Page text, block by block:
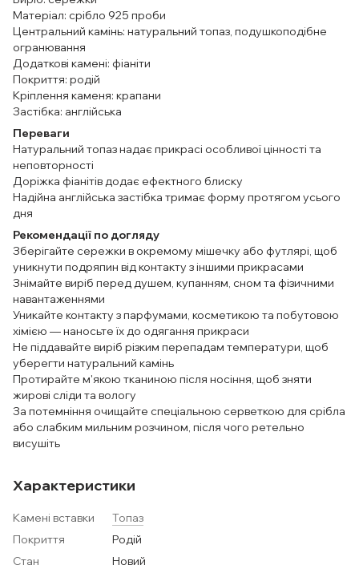
Матеріал: срібло 925 проби
Центральний камінь: натуральний топаз, подушкоподібне
огранювання
Додаткові камені: фіаніти
Покриття: родій
Кріплення каменя: крапани
Застібка: англійська
Переваги
Натуральний топаз надає прикрасі особливої цінності та
неповторності
Доріжка фіанітів додає ефектного блиску
Надійна англійська застібка тримає форму протягом усього
дня
Рекомендації по догляду
Зберігайте сережки в окремому мішечку або футлярі, щоб
уникнути подряпин від контакту з іншими прикрасами
Знімайте виріб перед душем, купанням, сном та фізичними
навантаженнями
Уникайте контакту з парфумами, косметикою та побутовою
хімією — наносьте їх до одягання прикраси
Не піддавайте виріб різким перепадам температури, щоб
уберегти натуральний камінь
Протирайте м'якою тканиною після носіння, щоб зняти
жирові сліди та вологу
За потемніння очищайте спеціальною серветкою для срібла
або слабким мильним розчином, після чого ретельно
висушіть
Характеристики
Камені вставки
Топаз
Покриття
Родій
Стан
Новий